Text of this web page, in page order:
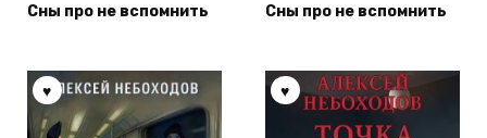
Сны про не вспомнить Сны про не вспомнить